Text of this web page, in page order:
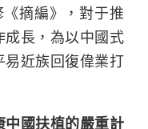
摘編》，對于推
長，為以中國式
近族回復偉業打
國扶植的嚴重計